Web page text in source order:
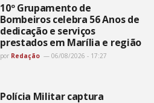
10º Grupamento de
Bombeiros celebra 56 Anos de
dedicação e serviços
prestados em Marília e região
por Redação 06/08/2026 - 17:27
Polícia Militar captura